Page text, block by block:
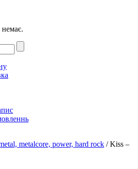
metalcore, power, hard rock / Kiss –